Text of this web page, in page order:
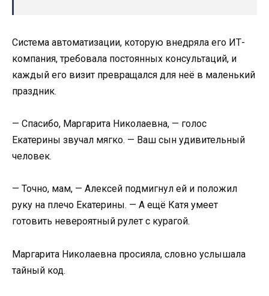
Система автоматизации, которую внедряла его ИТ-
компания, требовала постоянных консультаций, и
каждый его визит превращался для неё в маленький
праздник.
— Спасибо, Маргарита Николаевна, — голос
Екатерины звучал мягко. — Ваш сын удивительный
человек.
— Точно, мам, — Алексей подмигнул ей и положил
руку на плечо Екатерины. — А ещё Катя умеет
готовить невероятный рулет с курагой.
Маргарита Николаевна просияла, словно услышала
тайный код.